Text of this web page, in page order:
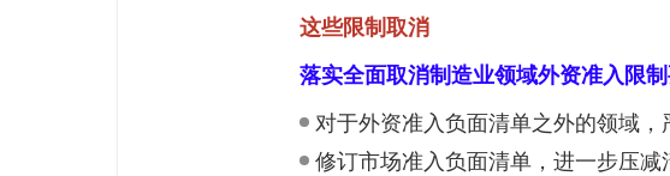
这些限制取消
落实全面取消制造业领域外资准入限制
对于外资准入负面清单之外的领域，
修订市场准入负面清单，进一步压